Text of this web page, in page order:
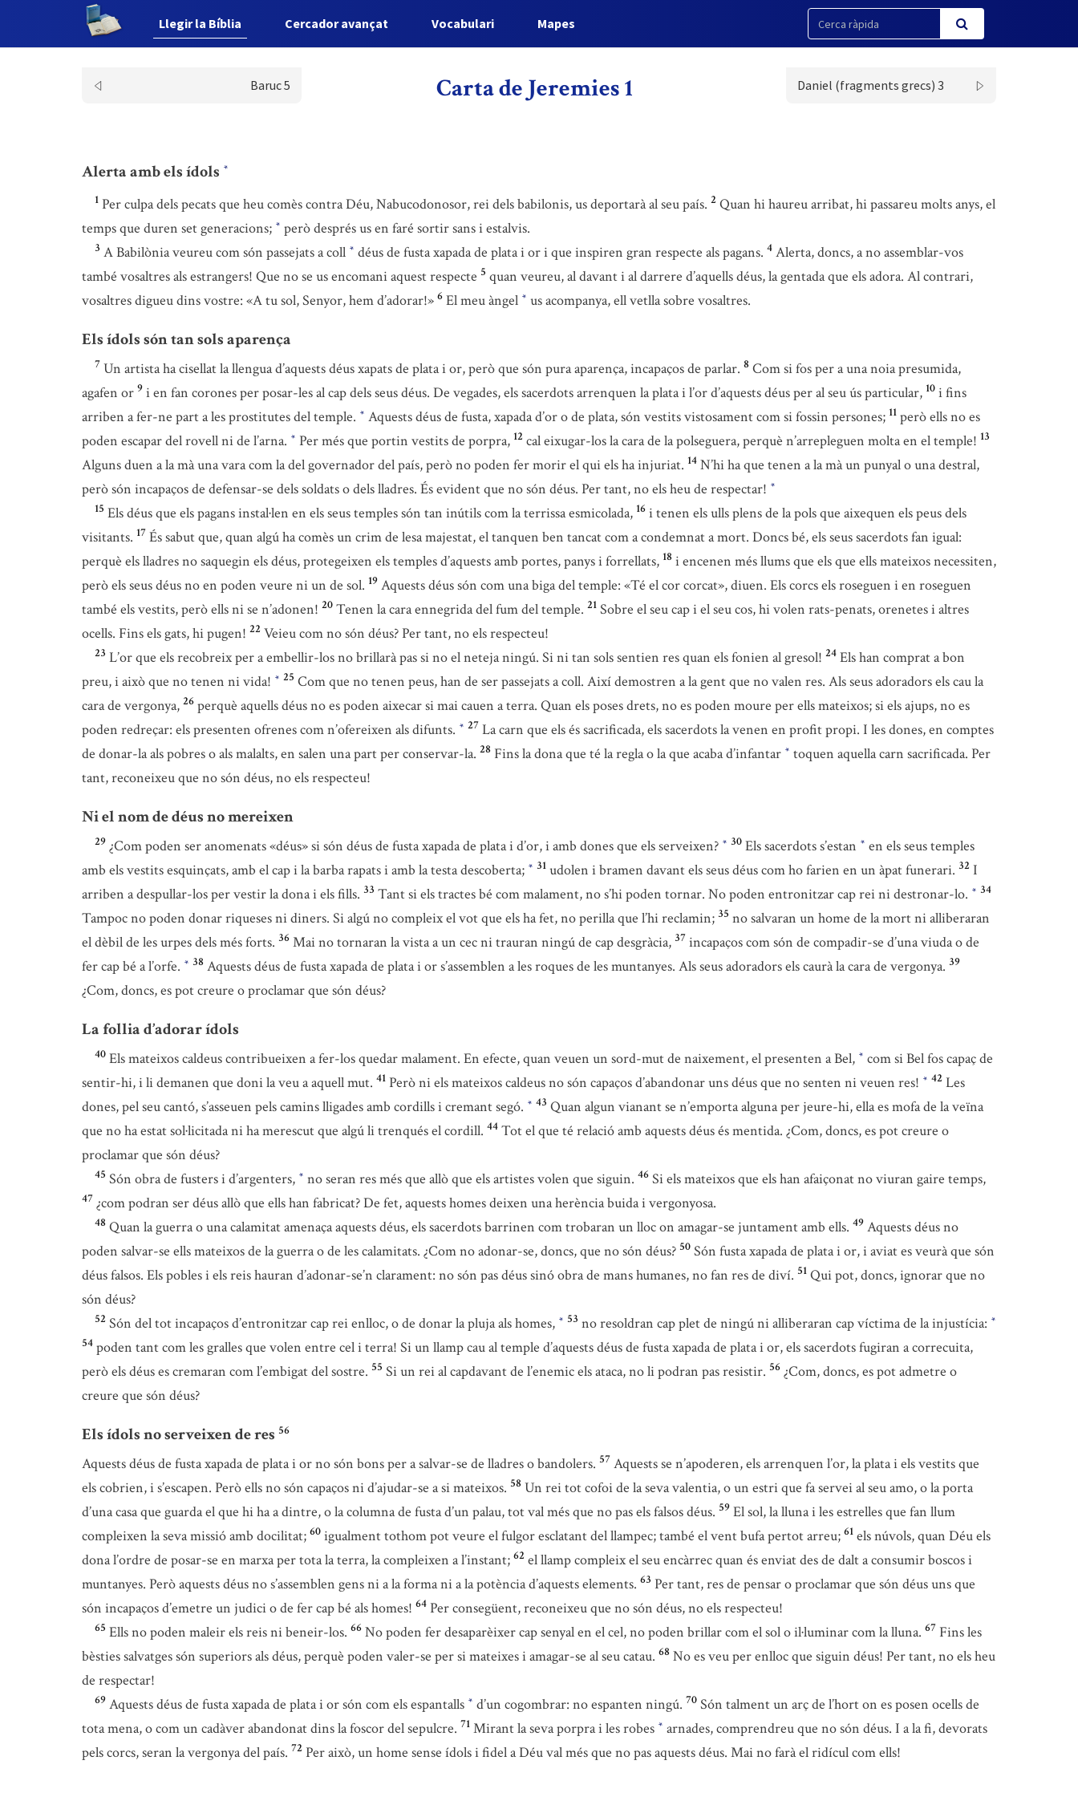
Llegir la Bíblia Cercador avançat Vocabulari Mapes
Baruc 5 Carta de Jeremies 1 Daniel (fragments grecs) 3
Alerta amb els ídols *
1 Per culpa dels pecats que heu comès contra Déu, Nabucodonosor, rei dels babilonis, us deportarà al seu país. 2 Quan hi haureu arribat, hi passareu molts anys, el
temps que duren set generacions; * però després us en faré sortir sans i estalvis.
3 A Babilònia veureu com són passejats a coll * déus de fusta xapada de plata i or i que inspiren gran respecte als pagans. 4 Alerta, doncs, a no assemblar-vos
també vosaltres als estrangers! Que no se us encomani aquest respecte 5 quan veureu, al davant i al darrere d’aquells déus, la gentada que els adora. Al contrari,
vosaltres digueu dins vostre: «A tu sol, Senyor, hem d’adorar!» 6 El meu àngel * us acompanya, ell vetlla sobre vosaltres.
Els ídols són tan sols aparença
7 Un artista ha cisellat la llengua d’aquests déus xapats de plata i or, però que són pura aparença, incapaços de parlar. 8 Com si fos per a una noia presumida,
agafen or 9 i en fan corones per posar-les al cap dels seus déus. De vegades, els sacerdots arrenquen la plata i l’or d’aquests déus per al seu ús particular, 10 i fins
arriben a fer-ne part a les prostitutes del temple. * Aquests déus de fusta, xapada d’or o de plata, són vestits vistosament com si fossin persones; 11 però ells no es
poden escapar del rovell ni de l’arna. * Per més que portin vestits de porpra, 12 cal eixugar-los la cara de la polseguera, perquè n’arrepleguen molta en el temple! 13
Alguns duen a la mà una vara com la del governador del país, però no poden fer morir el qui els ha injuriat. 14 N’hi ha que tenen a la mà un punyal o una destral,
però són incapaços de defensar-se dels soldats o dels lladres. És evident que no són déus. Per tant, no els heu de respectar! *
15 Els déus que els pagans instal·len en els seus temples són tan inútils com la terrissa esmicolada, 16 i tenen els ulls plens de la pols que aixequen els peus dels
visitants. 17 És sabut que, quan algú ha comès un crim de lesa majestat, el tanquen ben tancat com a condemnat a mort. Doncs bé, els seus sacerdots fan igual:
perquè els lladres no saquegin els déus, protegeixen els temples d’aquests amb portes, panys i forrellats, 18 i encenen més llums que els que ells mateixos necessiten,
però els seus déus no en poden veure ni un de sol. 19 Aquests déus són com una biga del temple: «Té el cor corcat», diuen. Els corcs els roseguen i en roseguen
també els vestits, però ells ni se n’adonen! 20 Tenen la cara ennegrida del fum del temple. 21 Sobre el seu cap i el seu cos, hi volen rats-penats, orenetes i altres
ocells. Fins els gats, hi pugen! 22 Veieu com no són déus? Per tant, no els respecteu!
23 L’or que els recobreix per a embellir-los no brillarà pas si no el neteja ningú. Si ni tan sols sentien res quan els fonien al gresol! 24 Els han comprat a bon
preu, i això que no tenen ni vida! * 25 Com que no tenen peus, han de ser passejats a coll. Així demostren a la gent que no valen res. Als seus adoradors els cau la
cara de vergonya, 26 perquè aquells déus no es poden aixecar si mai cauen a terra. Quan els poses drets, no es poden moure per ells mateixos; si els ajups, no es
poden redreçar: els presenten ofrenes com n’ofereixen als difunts. * 27 La carn que els és sacrificada, els sacerdots la venen en profit propi. I les dones, en comptes
de donar-la als pobres o als malalts, en salen una part per conservar-la. 28 Fins la dona que té la regla o la que acaba d’infantar * toquen aquella carn sacrificada. Per
tant, reconeixeu que no són déus, no els respecteu!
Ni el nom de déus no mereixen
29 ¿Com poden ser anomenats «déus» si són déus de fusta xapada de plata i d’or, i amb dones que els serveixen? * 30 Els sacerdots s’estan * en els seus temples
amb els vestits esquinçats, amb el cap i la barba rapats i amb la testa descoberta; * 31 udolen i bramen davant els seus déus com ho farien en un àpat funerari. 32 I
arriben a despullar-los per vestir la dona i els fills. 33 Tant si els tractes bé com malament, no s’hi poden tornar. No poden entronitzar cap rei ni destronar-lo. * 34
Tampoc no poden donar riqueses ni diners. Si algú no compleix el vot que els ha fet, no perilla que l’hi reclamin; 35 no salvaran un home de la mort ni alliberaran
el dèbil de les urpes dels més forts. 36 Mai no tornaran la vista a un cec ni trauran ningú de cap desgràcia, 37 incapaços com són de compadir-se d’una viuda o de
fer cap bé a l’orfe. * 38 Aquests déus de fusta xapada de plata i or s’assemblen a les roques de les muntanyes. Als seus adoradors els caurà la cara de vergonya. 39
¿Com, doncs, es pot creure o proclamar que són déus?
La follia d’adorar ídols
40 Els mateixos caldeus contribueixen a fer-los quedar malament. En efecte, quan veuen un sord-mut de naixement, el presenten a Bel, * com si Bel fos capaç de
sentir-hi, i li demanen que doni la veu a aquell mut. 41 Però ni els mateixos caldeus no són capaços d’abandonar uns déus que no senten ni veuen res! * 42 Les
dones, pel seu cantó, s’asseuen pels camins lligades amb cordills i cremant segó. * 43 Quan algun vianant se n’emporta alguna per jeure-hi, ella es mofa de la veïna
que no ha estat sol·licitada ni ha merescut que algú li trenqués el cordill. 44 Tot el que té relació amb aquests déus és mentida. ¿Com, doncs, es pot creure o
proclamar que són déus?
45 Són obra de fusters i d’argenters, * no seran res més que allò que els artistes volen que siguin. 46 Si els mateixos que els han afaiçonat no viuran gaire temps,
47 ¿com podran ser déus allò que ells han fabricat? De fet, aquests homes deixen una herència buida i vergonyosa.
48 Quan la guerra o una calamitat amenaça aquests déus, els sacerdots barrinen com trobaran un lloc on amagar-se juntament amb ells. 49 Aquests déus no
poden salvar-se ells mateixos de la guerra o de les calamitats. ¿Com no adonar-se, doncs, que no són déus? 50 Són fusta xapada de plata i or, i aviat es veurà que són
déus falsos. Els pobles i els reis hauran d’adonar-se’n clarament: no són pas déus sinó obra de mans humanes, no fan res de diví. 51 Qui pot, doncs, ignorar que no
són déus?
52 Són del tot incapaços d’entronitzar cap rei enlloc, o de donar la pluja als homes, * 53 no resoldran cap plet de ningú ni alliberaran cap víctima de la injustícia: *
54 poden tant com les gralles que volen entre cel i terra! Si un llamp cau al temple d’aquests déus de fusta xapada de plata i or, els sacerdots fugiran a correcuita,
però els déus es cremaran com l’embigat del sostre. 55 Si un rei al capdavant de l’enemic els ataca, no li podran pas resistir. 56 ¿Com, doncs, es pot admetre o
creure que són déus?
Els ídols no serveixen de res 56
Aquests déus de fusta xapada de plata i or no són bons per a salvar-se de lladres o bandolers. 57 Aquests se n’apoderen, els arrenquen l’or, la plata i els vestits que
els cobrien, i s’escapen. Però ells no són capaços ni d’ajudar-se a si mateixos. 58 Un rei tot cofoi de la seva valentia, o un estri que fa servei al seu amo, o la porta
d’una casa que guarda el que hi ha a dintre, o la columna de fusta d’un palau, tot val més que no pas els falsos déus. 59 El sol, la lluna i les estrelles que fan llum
compleixen la seva missió amb docilitat; 60 igualment tothom pot veure el fulgor esclatant del llampec; també el vent bufa pertot arreu; 61 els núvols, quan Déu els
dona l’ordre de posar-se en marxa per tota la terra, la compleixen a l’instant; 62 el llamp compleix el seu encàrrec quan és enviat des de dalt a consumir boscos i
muntanyes. Però aquests déus no s’assemblen gens ni a la forma ni a la potència d’aquests elements. 63 Per tant, res de pensar o proclamar que són déus uns que
són incapaços d’emetre un judici o de fer cap bé als homes! 64 Per consegüent, reconeixeu que no són déus, no els respecteu!
65 Ells no poden maleir els reis ni beneir-los. 66 No poden fer desaparèixer cap senyal en el cel, no poden brillar com el sol o il·luminar com la lluna. 67 Fins les
bèsties salvatges són superiors als déus, perquè poden valer-se per si mateixes i amagar-se al seu catau. 68 No es veu per enlloc que siguin déus! Per tant, no els heu
de respectar!
69 Aquests déus de fusta xapada de plata i or són com els espantalls * d’un cogombrar: no espanten ningú. 70 Són talment un arç de l’hort on es posen ocells de
tota mena, o com un cadàver abandonat dins la foscor del sepulcre. 71 Mirant la seva porpra i les robes * arnades, comprendreu que no són déus. I a la fi, devorats
pels corcs, seran la vergonya del país. 72 Per això, un home sense ídols i fidel a Déu val més que no pas aquests déus. Mai no farà el ridícul com ells!